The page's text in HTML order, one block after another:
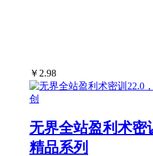
￥ 2.98
无界全站盈利术密
精品系列